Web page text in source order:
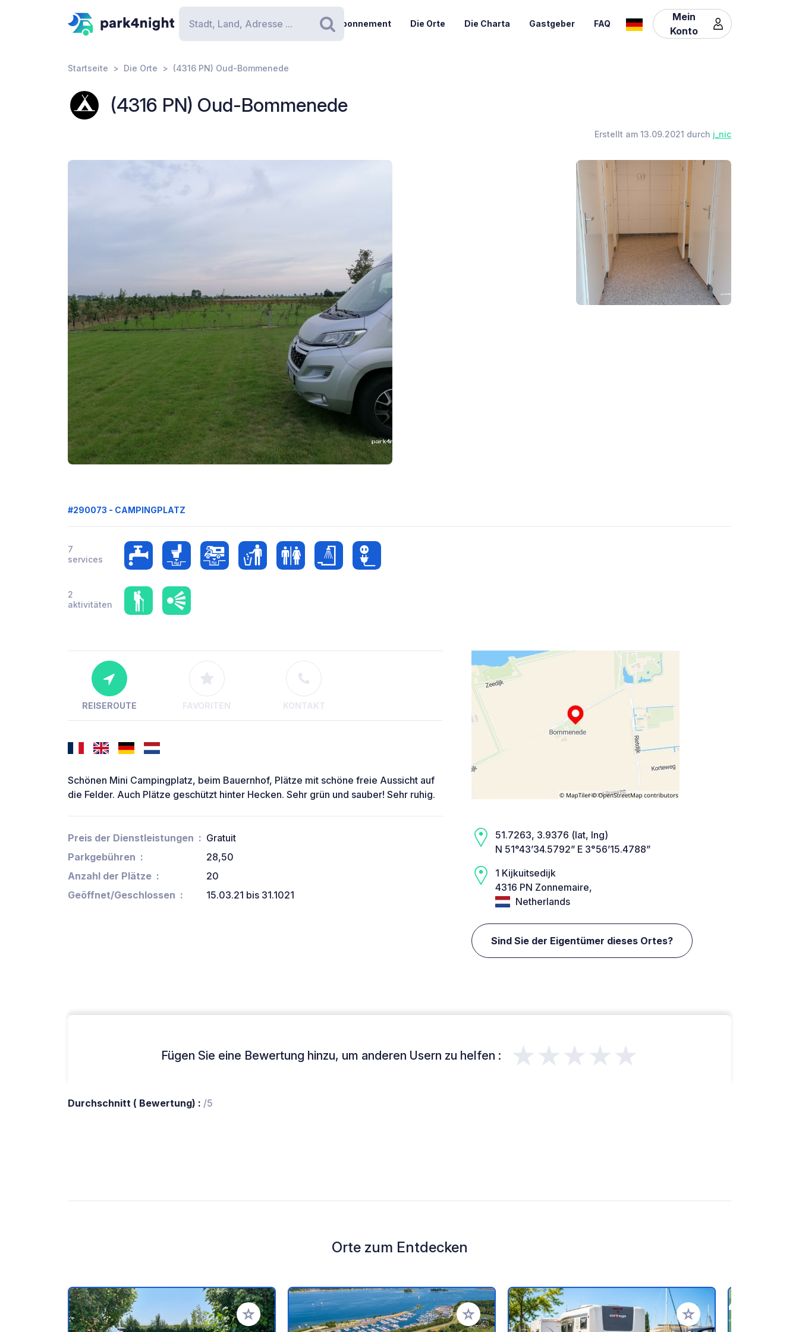
Suchen
Abonnement Die Orte Die Charta Gastgeber FAQ
Mein
Konto
Startseite Die Orte (4316 PN) Oud-Bommenede
(4316 PN) Oud-Bommenede
Erstellt am 13.09.2021 durch j_nic
#290073 - CAMPINGPLATZ
7
services
2
aktivitäten
REISEROUTE FAVORITEN KONTAKT
Schönen Mini Campingplatz, beim Bauernhof, Plätze mit schöne freie Aussicht auf
die Felder. Auch Plätze geschützt hinter Hecken. Sehr grün und sauber! Sehr ruhig.
Preis der Dienstleistungen
Gratuit
Parkgebühren
28,50
Anzahl der Plätze
20
Geöffnet/Geschlossen
15.03.21 bis 31.1021
51.7263, 3.9376 (lat, lng)
N 51°43’34.5792” E 3°56’15.4788”
1 Kijkuitsedijk
4316 PN Zonnemaire,
Netherlands
Sind Sie der Eigentümer dieses Ortes?
Fügen Sie eine Bewertung hinzu, um anderen Usern zu helfen : ★★★★★
Durchschnitt ( Bewertung) : /5
Orte zum Entdecken